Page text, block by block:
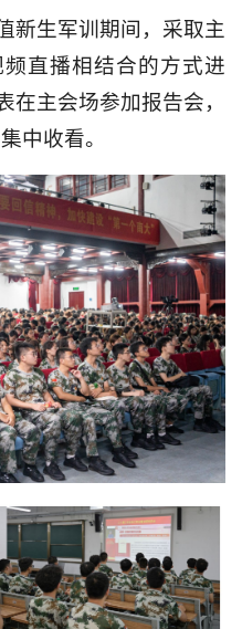
新生军训期间，采取主
直播相结合的方式进
在主会场参加报告会，
中收看。